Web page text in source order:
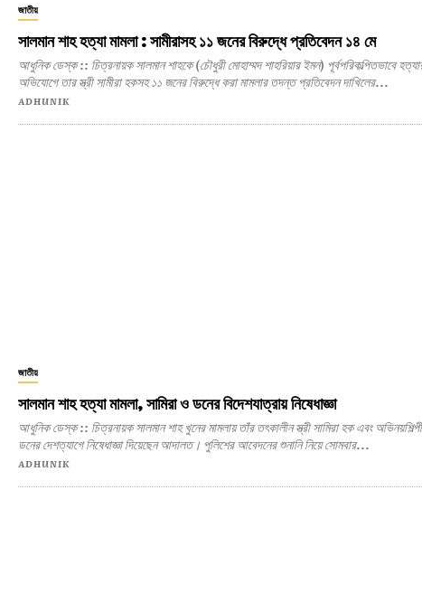
জাতীয়
সালমান শাহ হত্যা মামলা : সামীরাসহ ১১ জনের বিরুদ্ধে প্রতিবেদন ১৪ মে
আধুনিক ডেস্ক :: চিত্রনায়ক সালমান শাহকে (চৌধুরী মোহাম্মদ শাহরিয়ার ইমন) পূর্বপরিকল্পিতভাবে হত্যার
অভিযোগে তার স্ত্রী সামীরা হকসহ ১১ জনের বিরুদ্ধে করা মামলার তদন্ত প্রতিবেদন দাখিলের...
ADHUNIK
জাতীয়
সালমান শাহ হত্যা মামলা, সামিরা ও ডনের বিদেশযাত্রায় নিষেধাজ্ঞা
আধুনিক ডেস্ক :: চিত্রনায়ক সালমান শাহ খুনের মামলায় তাঁর তৎকালীন স্ত্রী সামিরা হক এবং অভিনয়শিল্পী
ডনের দেশত্যাগে নিষেধাজ্ঞা দিয়েছেন আদালত। পুলিশের আবেদনের শুনানি নিয়ে সোমবার...
ADHUNIK